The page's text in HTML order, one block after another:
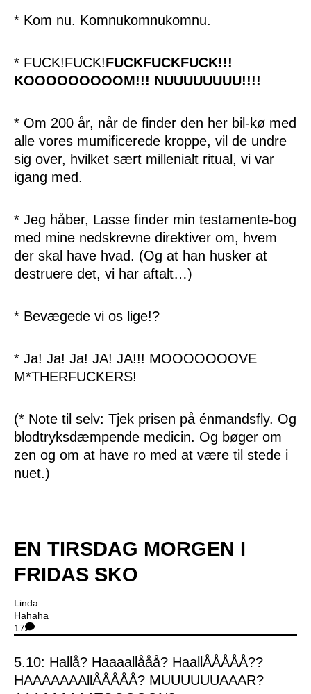
* Kom nu. Komnukomnukomnu.
* FUCK!FUCK!FUCKFUCKFUCK!!!
KOOOOOOOOOM!!! NUUUUUUUU!!!!
* Om 200 år, når de finder den her bil-kø med
alle vores mumificerede kroppe, vil de undre
sig over, hvilket sært millenialt ritual, vi var
igang med.
* Jeg håber, Lasse finder min testamente-bog
med mine nedskrevne direktiver om, hvem
der skal have hvad. (Og at han husker at
destruere det, vi har aftalt…)
* Bevægede vi os lige!?
* Ja! Ja! Ja! JA! JA!!! MOOOOOOOVE
M*THERFUCKERS!
(* Note til selv: Tjek prisen på énmandsfly. Og
blodtryksdæmpende medicin. Og bøger om
zen og om at have ro med at være til stede i
nuet.)
EN TIRSDAG MORGEN I
FRIDAS SKO
Linda
Hahaha
17
5.10: Hallå? Haaaallååå? HaallÅÅÅÅÅ??
HAAAAAAAllÅÅÅÅÅ? MUUUUUUAAAR?